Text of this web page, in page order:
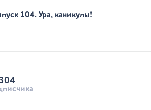
104. Ура, каникулы!